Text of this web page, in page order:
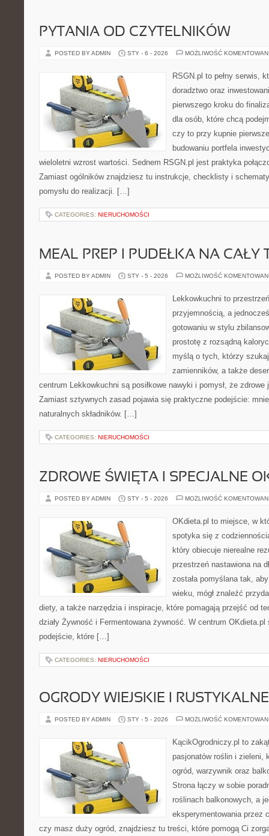
PYTANIA OD CZYTELNIKÓW
POSTED BY ADMIN STY - 6 - 2026 MOŻLIWOŚĆ
RSGN.pl to pełny serwis,
doradztwo oraz
pierwszego kroku do
dla osób, które chcą
czy to przy kupnie
budowaniu portfela
wieloletni wzrost wartości. Sednem RSGN.pl jest praktyka
Zamiast ogólników znajdziesz tu instrukcje, checklisty i
pomysłu do realizacji. […]
CATEGORIES: NIERUCHOMOŚCI
MEAL PREP I PUDEŁKA NA CAŁY
POSTED BY ADMIN STY - 5 - 2026 MOŻLIWOŚĆ
Lekkowkuchni to
przyjemnością, a
gotowaniu w stylu
prostotę z rozsądną
myślą o tych, którzy
zamienników, a także
centrum Lekkowkuchni są posiłkowe nawyki i pomysł, że
Zamiast sztywnych zasad pojawia się praktyczne podejście:
naturalnych składników. […]
CATEGORIES: NIERUCHOMOŚCI
ZDROWE ŚWIĘTA I SPECJALNE
POSTED BY ADMIN STY - 5 - 2026 MOŻLIWOŚĆ
OKdieta.pl to miejsce, w
spotyka się z
który obiecuje nierealne
przestrzeń nastawiona na
została pomyślana tak,
wieku, mógł znaleźć
diety, a także narzędzia i inspiracje, które pomagają przejść od
działy Żywność i Fermentowana żywność. W centrum OKdieta.pl
podejście, które […]
CATEGORIES: NIERUCHOMOŚCI
OGRODY WIEJSKIE I RUSTYKALNE
POSTED BY ADMIN STY - 5 - 2026 MOŻLIWOŚĆ
KącikOgrodniczy.pl to
pasjonatów roślin i zieleni,
ogród, warzywnik oraz
Strona łączy w sobie
roślinach balkonowych, a
eksperymentowania przez
czy masz duży ogród, znajdziesz tu treści, które pomogą Ci